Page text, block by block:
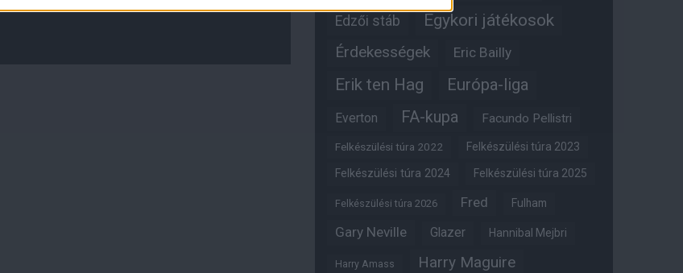
Edzői stáb Egykori játékosok
Érdekességek Eric Bailly
Erik ten Hag Európa-liga
Everton FA-kupa Facundo Pellistri
Felkészülési túra 2022 Felkészülési túra 2023
Felkészülési túra 2024 Felkészülési túra 2025
Felkészülési túra 2026 Fred Fulham
Gary Neville Glazer Hannibal Mejbri
Harry Amass Harry Maguire